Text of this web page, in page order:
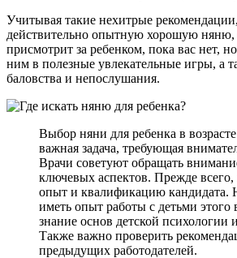
Учитывая такие нехитрые
действительно опытную хорошую няню,
присмотрит за ребенком, пока вас нет,
ним в полезные увлекательные игры, а
баловства и непослушания.
Выбор няни для ребенка в
важная задача, требующая
Врачи советуют обращать
ключевых аспектов. Прежде всего,
опыт и квалификацию кандидата.
иметь опыт работы с детьми этого
знание основ детской психологии
Также важно проверить
предыдущих работодателей.